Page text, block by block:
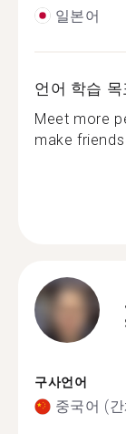
일본어
언어 학습 목
Meet more
make friends
구사언어
중국어 (